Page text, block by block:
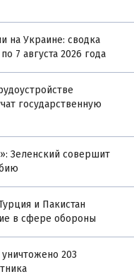
на Украине: сводка
7 августа 2026 года
государственную
Зеленский совершит
и Пакистан
в сфере обороны
203